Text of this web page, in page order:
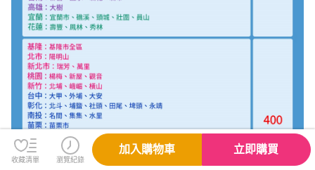
收藏清單 瀏覽紀錄
加入購物車 立即購買